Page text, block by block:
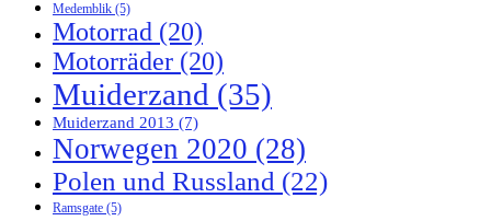
Medemblik (5)
Motorrad (20)
Motorräder (20)
Muiderzand (35)
Muiderzand 2013 (7)
Norwegen 2020 (28)
Polen und Russland (22)
Ramsgate (5)